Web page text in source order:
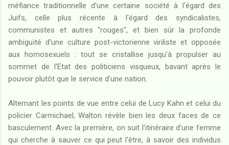
méfiance traditionnelle d'une certaine société à l'égard des
Juifs, celle plus récente à l'égard des syndicalistes,
communistes et autres "rouges", et bien sûr la profonde
ambiguïté d'une culture post-victorienne viriliste et opposée
aux homosexuels : tout se cristallise jusqu'à propulser au
sommet de l'Etat des politiciens visqueux, bavant après le
pouvoir plutôt que le service d'une nation.
Alternant les points de vue entre celui de Lucy Kahn et celui du
policier Carmichael, Walton révèle bien les deux faces de ce
basculement. Avec la première, on suit l'itinéraire d'une femme
qui cherche à sauver ce qui peut l'être, à savoir des individus